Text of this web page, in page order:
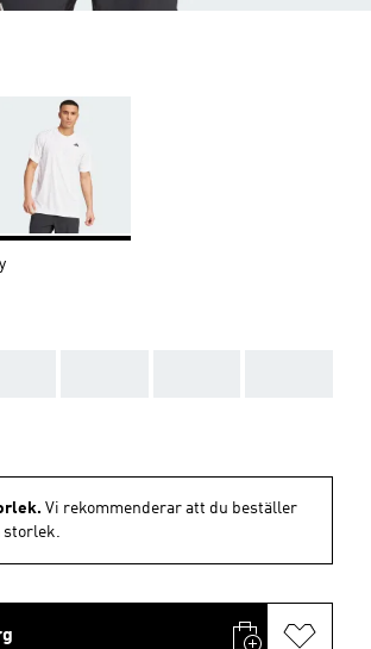
Vi rekommenderar att du beställer
storlek.